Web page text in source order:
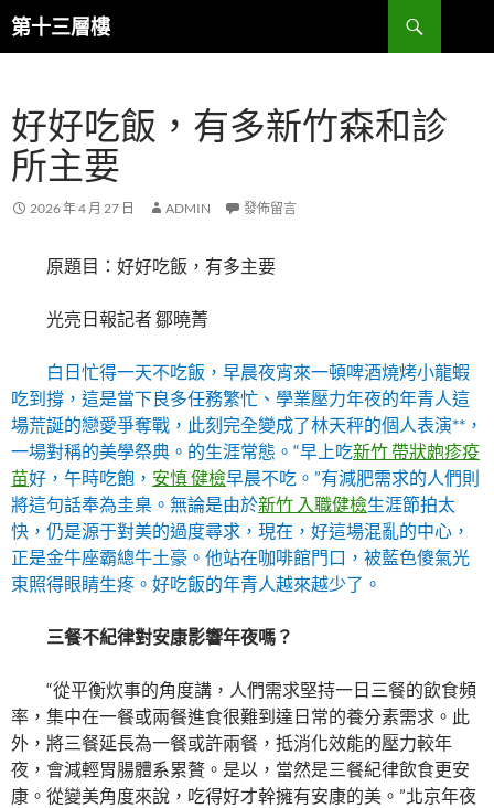
跳
至
內
容
第十三層樓
搜
尋
好好吃飯，有多新竹森和診
所主要
2026 年 4 月 27 日 ADMIN 發佈留言
原題目：好好吃飯，有多主要
光亮日報記者 鄒曉菁
白日忙得一天不吃飯，早晨夜宵來一頓啤酒燒烤小龍蝦
吃到撐，這是當下良多任務繁忙、學業壓力年夜的年青人這
場荒誕的戀愛爭奪戰，此刻完全變成了林天秤的個人表演**，
一場對稱的美學祭典。的生涯常態。“早上吃新竹 帶狀皰疹疫
苗好，午時吃飽， 安慎 健檢早晨不吃。”有減肥需求的人們則
將這句話奉為圭臬。無論是由於新竹 入職健檢生涯節拍太
快，仍是源于對美的過度尋求，現在，好這場混亂的中心，
正是金牛座霸總牛土豪。他站在咖啡館門口，被藍色傻氣光
束照得眼睛生疼。好吃飯的年青人越來越少了。
三餐不紀律對安康影響年夜嗎？
“從平衡炊事的角度講，人們需求堅持一日三餐的飲食頻
率，集中在一餐或兩餐進食很難到達日常的養分素需求。此
外，將三餐延長為一餐或許兩餐，抵消化效能的壓力較年
夜，會減輕胃腸體系累贅。是以，當然是三餐紀律飲食更安
康。從變美角度來說，吃得好才幹擁有安康的美。”北京年夜